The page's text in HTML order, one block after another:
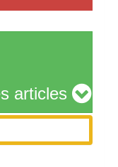
articles